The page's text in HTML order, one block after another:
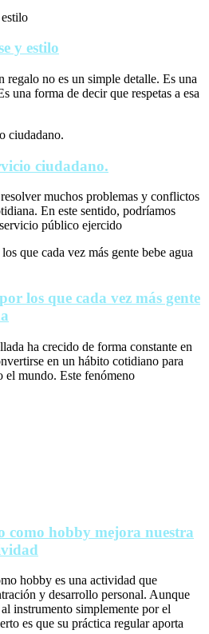
y estilo
regalo no es un simple detalle. Es una
una forma de decir que respetas a esa
ciudadano.
muchos problemas y conflictos
En este sentido, podríamos
público ejercido
los que cada vez más gente
ha crecido de forma constante en
en un hábito cotidiano para
el mundo. Este fenómeno
como hobby mejora nuestra
hobby es una actividad que
y desarrollo personal. Aunque
instrumento simplemente por el
es que su práctica regular aporta